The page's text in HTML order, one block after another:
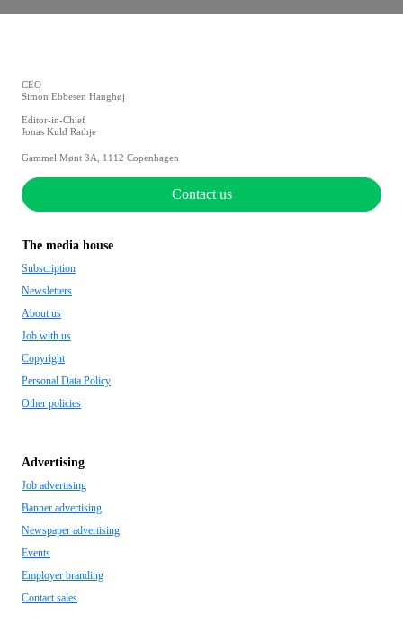
CEO
Simon Ebbesen Hanghøj
Editor-in-Chief
Jonas Kuld Rathje
Gammel Mønt 3A, 1112 Copenhagen
Contact us
The media house
Subscription
Newsletters
About us
Job with us
Copyright
Personal Data Policy
Other policies
Advertising
Job advertising
Banner advertising
Newspaper advertising
Events
Employer branding
Contact sales